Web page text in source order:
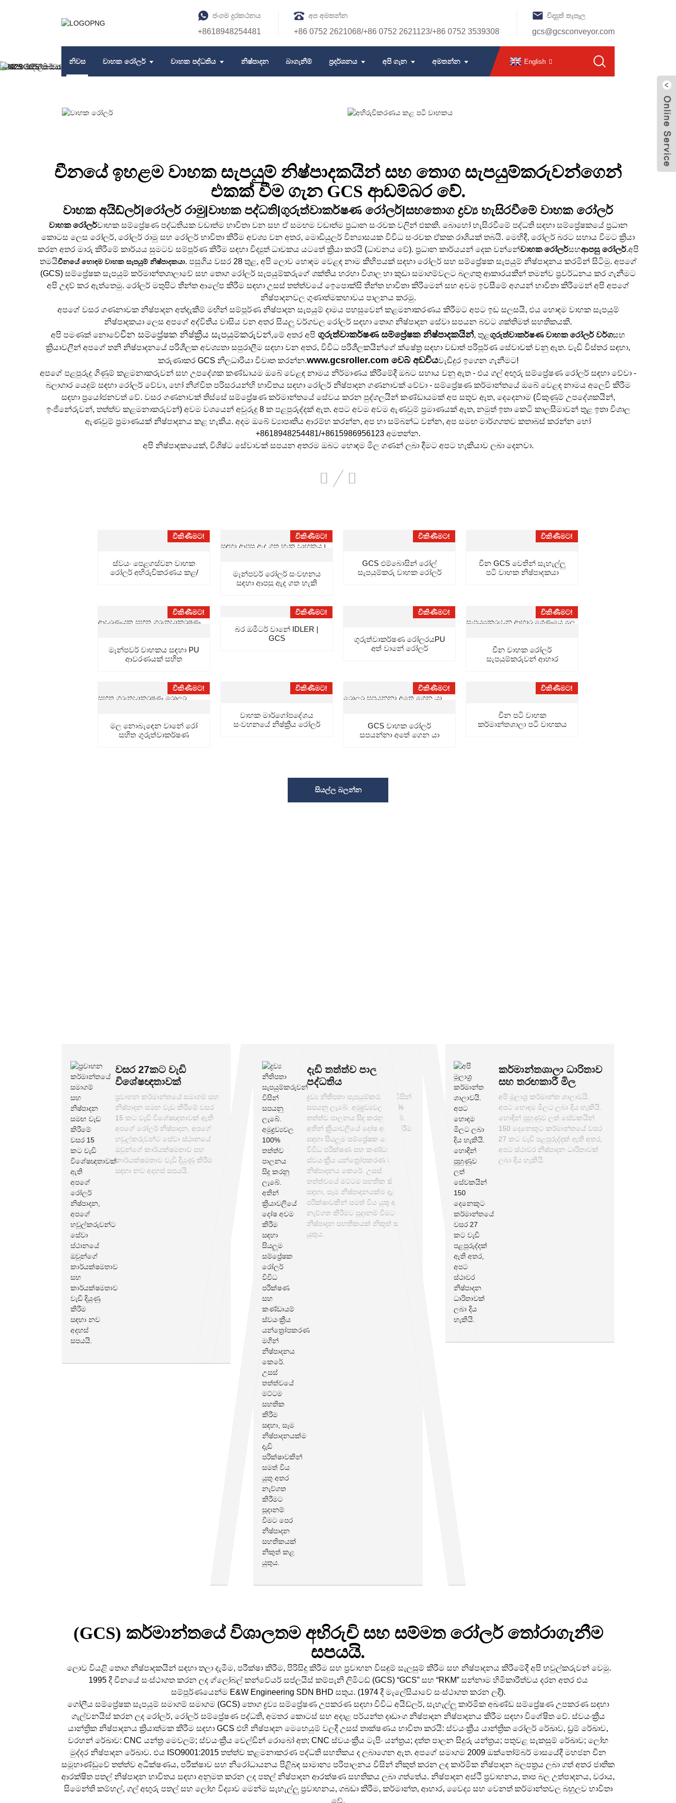
ජංගම දුරකථනය
+8618948254481
අප අමතන්න
+86 0752 2621068/+86 0752 2621123/+86 0752 3539308
විද්‍යුත් තැපෑල
gcs@gcsconveyor.com
නිවස වාහක රෝලර් වාහක පද්ධතිය නිෂ්පාදන බාගැනීම් ප්‍රදර්ශනය අපි ගැන අමතන්න English
චීනයේ ඉහළම වාහක සැපයුම් නිෂ්පාදකයින් සහ තොග සැපයුම්කරුවන්ගෙන්
එකක් වීම ගැන GCS ආඩම්බර වේ.
වාහක අයිඩ්ලර්|රෝලර් රාමු|වාහක පද්ධති|ගුරුත්වාකර්ෂණ රෝලර්|සහතොග ද්‍රව්‍ය හැසිරවීමේ වාහක රෝලර්
වාහක රෝලර්වාහක සම්ප්‍රේෂණ පද්ධතියක වඩාත්ම භාවිතා වන සහ ඒ සමඟම වඩාත්ම ප්‍රධාන සංරචක වලින් එකකි. බොහෝ හැසිරවීමේ පද්ධති සඳහා සම්ප්‍රේෂකයේ ප්‍රධාන
කොටස ලෙස රෝලර්, රෝලර් රාමු සහ රෝලර් භාවිතා කිරීම අවශ්‍ය වන අතර, මොඩියුලර් වින්‍යාසයක විවිධ සංරචක ඒකක රාශියක් තබයි. මෙහිදී, රෝලර් බරට සහාය වීමට ක්‍රියා
කරන අතර මාරු කිරීමේ කාර්යය සුමටව සම්පූර්ණ කිරීම සඳහා විද්‍යුත් ධාවකය යටතේ ක්‍රියා කරයි (ධාවනය වේ). ප්‍රධාන කාර්යයන් දෙක වන්නේවාහක රෝලර්සහආපසු රෝලර්.අපි
තමයිචීනයේ හොඳම වාහක සැපයුම් නිෂ්පාදකයා. පසුගිය වසර 28 තුළ, අපි ලොව හොඳම වෙළඳ නාම කිහිපයක් සඳහා රෝලර් සහ සම්ප්‍රේෂක සැපයුම් නිෂ්පාදනය කරමින් සිටිමු. අපගේ
(GCS) සම්ප්‍රේෂක සැපයුම් කර්මාන්තශාලාවේ සහ තොග රෝලර් සැපයුම්කරුගේ ශක්තිය හරහා විශාල හා කුඩා සමාගම්වලට බලගතු ආකාරයකින් තමන්ව ප්‍රවර්ධනය කර ගැනීමට
අපි උදව් කර ඇත්තෙමු. රෝලර් මතුපිට තීන්ත ආලේප කිරීම සඳහා උසස් තත්ත්වයේ ඉෙපොක්සි තීන්ත භාවිතා කිරීමෙන් සහ අවම ඉවසීමේ අගයන් භාවිතා කිරීමෙන් අපි අපගේ
නිෂ්පාදනවල ගුණාත්මකභාවය පාලනය කරමු.
අපගේ වසර ගණනාවක නිෂ්පාදන අත්දැකීම් මඟින් සම්පූර්ණ නිෂ්පාදන සැපයුම් දාමය පහසුවෙන් කළමනාකරණය කිරීමට අපට ඉඩ සලසයි, එය හොඳම වාහක සැපයුම්
නිෂ්පාදකයා ලෙස අපගේ අද්විතීය වාසිය වන අතර සියලු වර්ගවල රෝලර් සඳහා තොග නිෂ්පාදන සේවා සපයන බවට ශක්තිමත් සහතිකයකි.
අපි පමණක් නොවේචීන සම්ප්‍රේෂක නිෂ්ක්‍රීය සැපයුම්කරුවන්,මේ අතර අපි ගුරුත්වාකර්ෂණ සම්ප්‍රේෂක නිෂ්පාදකයින්, තුළගුරුත්වාකර්ෂණ වාහක රෝලර් වර්ගසහ
ක්‍රියාවලීන් අපගේ තනි නිෂ්පාදනයේ පරිශීලක අවශ්‍යතා සපුරාලීම සඳහා වන අතර, විවිධ පරිශීලකයින්ගේ ක්ෂේත්‍ර සඳහා වඩාත් පරිපූර්ණ සේවාවක් වනු ඇත. වැඩි විස්තර සඳහා,
කරුණාකර GCS නිලධාරියා විවෘත කරන්න.www.gcsroller.com වෙබ් අඩවියවැඩිදුර ඉගෙන ගැනීමට!
අපගේ පළපුරුදු ගිණුම් කළමනාකරුවන් සහ උපදේශක කණ්ඩායම ඔබේ වෙළඳ නාමය නිර්මාණය කිරීමේදී ඔබට සහාය වනු ඇත - එය ගල් අඟුරු සම්ප්‍රේෂණ රෝලර් සඳහා වේවා -
බලාගාර යෙදුම් සඳහා රෝලර් වේවා, හෝ නිශ්චිත පරිසරයන්හි භාවිතය සඳහා රෝලර් නිෂ්පාදන ගණනාවක් වේවා - සම්ප්‍රේෂණ කර්මාන්තයේ ඔබේ වෙළඳ නාමය අලෙවි කිරීම
සඳහා ප්‍රයෝජනවත් වේ. වසර ගණනාවක් තිස්සේ සම්ප්‍රේෂණ කර්මාන්තයේ සේවය කරන පුද්ගලයින් කණ්ඩායමක් අප සතුව ඇත, දෙදෙනාම (විකුණුම් උපදේශකයින්,
ඉංජිනේරුවන්, තත්ත්ව කළමනාකරුවන්) අවම වශයෙන් අවුරුදු 8 ක පළපුරුද්දක් ඇත. අපට අවම අවම ඇණවුම් ප්‍රමාණයක් ඇත, නමුත් ඉතා කෙටි කාලසීමාවන් තුළ ඉතා විශාල
ඇණවුම් ප්‍රමාණයක් නිෂ්පාදනය කළ හැකිය. අදම ඔබේ ව්‍යාපෘතිය ආරම්භ කරන්න, අප හා සම්බන්ධ වන්න, අප සමඟ මාර්ගගතව කතාබස් කරන්න හෝ
+8618948254481/+8615986956123 අමතන්න.
අපි නිෂ්පාදකයෙක්, විශිෂ්ට සේවාවක් සපයන අතරම ඔබට හොඳම මිල ගණන් ලබා දීමට අපට හැකියාව ලබා දෙනවා.
විකිණීමට!
ස්වයං පෙළගස්වන වාහක
රෝලර් අභිරුචිකරණය කළ/
විකිණීමට!
මෑන්පවර් වාහකය සඳහා PU
ආවරණයක් සහිත
විකිණීමට!
මල නොබැඳෙන වානේ රෝ
සහිත ගුරුත්වාකර්ෂණ
විකිණීමට!
මෑන්පවර් රෝලර් සංවහනය
සඳහා ආපසු ඇද ගත හැකි
විකිණීමට!
බර ඔමීටර් වානේ IDLER |
GCS
විකිණීමට!
වාහක මාර්ගෝපදේශය
සංවහනයේ නිෂ්ක්‍රීය රෝලර්
විකිණීමට!
GCS එම්බොසින් රෝල්
සැපයුම්කරු වාහක රෝලර්
විකිණීමට!
ගුරුත්වාකර්ෂණ රෝලරයPU
අත් වානේ රෝලර්
විකිණීමට!
GCS වාහක රෝලර්
සපයන්නා අතේ ගෙන යා
විකිණීමට!
චීන GCS වෙතින් සැහැල්ලු
පටි වාහක නිෂ්පාදකයා
විකිණීමට!
චීන වාහක රෝලර්
සැපයුම්කරුවන් ආහාර
විකිණීමට!
චීන පටි වාහක
කර්මාන්තශාලා පටි වාහකය
සියල්ල බලන්න
වසර 27කට වැඩි
විශේෂඥතාවක්
ප්‍රවාහන කර්මාන්තයේ සමාගම් සහ
නිෂ්පාදන සමඟ වැඩ කිරීමේ වසර
15 කට වැඩි විශේෂඥතාවක් ඇති
අපගේ රෝලර් නිෂ්පාදන, අපගේ
හවුල්කරුවන්ට සේවා ස්ථානයේ
ඔවුන්ගේ කාර්යක්ෂමතාව සහ
කාර්යක්ෂමතාව වැඩි දියුණු කිරීම
සඳහා නව අදහස් සපයයි.
දැඩි තත්ත්ව පාලන
පද්ධතිය
ද්‍රව්‍ය නිතිපතා සැපයුම්කරුවන් විසින්
සපයනු ලැබේ. අමුද්‍රව්‍යවල 100%
තත්ත්ව පාලනය සිදු කරනු ලැබේ.
අතින් ක්‍රියාවලියේ දෝෂ අවම කිරීම
සඳහා සියලුම සම්ප්‍රේෂක රෝලර්
විවිධ පරීක්ෂණ සහ කණ්ඩායම්
ස්වයංක්‍රීය යන්ත්‍රෝපකරණ මගින්
නිෂ්පාදනය කෙරේ. උසස්
තත්ත්වයේ මට්ටම සහතික කිරීම
සඳහා, සෑම නිෂ්පාදනයක්ම දැඩි
පරීක්ෂාවකින් සමත් විය යුතු අතර
නැව්ගත කිරීමට සූදානම් වීමට පෙර
නිෂ්පාදන සහතිකයක් නිකුත් කළ
යුතුය.
කර්මාන්තශාලා ධාරිතාව
සහ තරඟකාරී මිල
අපි මූලාශ්‍ර කර්මාන්ත ශාලාවයි.
අපට හොඳම මිලට ලබා දිය හැකියි.
හොඳින් පුහුණුව ලත් සේවකයින්
150 දෙනෙකුට කර්මාන්තයේ වසර
27 කට වැඩි පළපුරුද්දක් ඇති අතර,
අපට ස්ථාවර නිෂ්පාදන ධාරිතාවක්
ලබා දිය හැකියි.
(GCS) කර්මාන්තයේ විශාලතම අභිරුචි සහ සම්මත රෝලර් තෝරාගැනීම
සපයයි.
ලොව වියළි තොග නිෂ්පාදකයින් සඳහා තලා දැමීම, පරීක්ෂා කිරීම, පිරිසිදු කිරීම සහ ප්‍රවාහන විසඳුම් සැලසුම් කිරීම සහ නිෂ්පාදනය කිරීමේදී අපි හවුල්කරුවන් වෙමු.
1995 දී චීනයේ සංස්ථාගත කරන ලද ග්ලෝබල් කන්වේයර් සප්ලයිස් කම්පැනි ලිමිටඩ් (GCS) “GCS” සහ “RKM” සන්නාම හිමිකාරීත්වය දරන අතර එය
සම්පූර්ණයෙන්ම E&W Engineering SDN BHD සතුය. (1974 දී මැලේසියාවේ සංස්ථාගත කරන ලදී).
ගෝලීය සම්ප්‍රේෂක සැපයුම් සමාගම් සමාගම (GCS) තොග ද්‍රව්‍ය සම්ප්‍රේෂණ උපකරණ සඳහා විවිධ අයිඩ්ලර්, සැහැල්ලු කාර්මික අඛණ්ඩ සම්ප්‍රේෂණ උපකරණ සඳහා
ගැල්වනයිස් කරන ලද රෝලර්, රෝලර් සම්ප්‍රේෂණ පද්ධති, අමතර කොටස් සහ අදාළ පර්යන්ත දෘඩාංග නිෂ්පාදන නිෂ්පාදනය කිරීම සඳහා විශේෂිත වේ. ස්වයංක්‍රීය
යාන්ත්‍රික නිෂ්පාදනය ක්‍රියාත්මක කිරීම සඳහා GCS එහි නිෂ්පාදන මෙහෙයුම් වලදී උසස් තාක්ෂණය භාවිතා කරයි: ස්වයංක්‍රීය යාන්ත්‍රික රෝලර් රේඛාව, ඩ්‍රම් රේඛාව,
වරහන් රේඛාව: CNC යන්ත්‍ර මෙවලම්; ස්වයංක්‍රීය වෙල්ඩින් රොබෝ අත; CNC ස්වයංක්‍රීය ටැපිං යන්ත්‍රය; දත්ත පාලන සිදුරු යන්ත්‍රය; පතුවළ සැකසුම් රේඛාව; ලෝහ
මුද්දර නිෂ්පාදන රේඛාව. එය ISO9001:2015 තත්ත්ව කළමනාකරණ පද්ධති සහතිකය ද ලබාගෙන ඇත. අපගේ සමාගම 2009 ඔක්තෝම්බර් මාසයේදී මහජන චීන
සමූහාණ්ඩුවේ තත්ත්ව අධීක්ෂණය, පරීක්ෂාව සහ නිරෝධායනය පිළිබඳ සාමාන්‍ය පරිපාලනය විසින් නිකුත් කරන ලද කාර්මික නිෂ්පාදන බලපත්‍රය ලබා ගත් අතර ජාතික
ආරක්ෂිත පතල් නිෂ්පාදන භාවිතය සඳහා අනුමත කරන ලද පතල් නිෂ්පාදන ආරක්ෂණ සහතිකය ලබා ගත්තේය. නිෂ්පාදන අස්ථි ප්‍රවාහනය, තාප බල උත්පාදනය, වරාය,
සිමෙන්ති කම්හල්, ගල් අඟුරු පතල් සහ ලෝහ විද්‍යාව මෙන්ම සැහැල්ලු ප්‍රවාහනය, ගබඩා කිරීම, කර්මාන්ත, ආහාර, වෛද්‍ය සහ වෙනත් කර්මාන්තවල බහුලව භාවිතා
වේ.